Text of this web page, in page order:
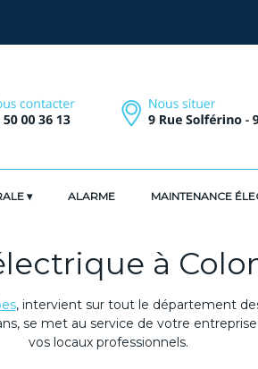
ALARME MAINTENANCE
à
, intervient sur tout le département
se met au service de votre
vos locaux professionnels.